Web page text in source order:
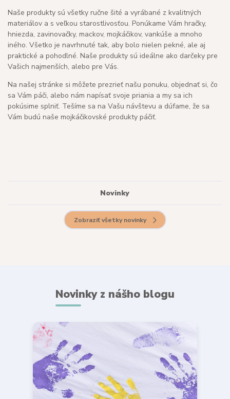
Novinky
Zobraziť všetky novinky
Naše produkty sú všetky ručne šité a vyrábané z kvalitných
materiálov a s veľkou starostlivosťou. Ponúkame Vám hračky,
hniezda, zavinovačky, mackov, mojkáčikov, vankúše a mnoho
iného. Všetko je navrhnuté tak, aby bolo nielen pekné, ale aj
praktické a pohodlné. Naše produkty sú ideálne ako darčeky pre
Vašich najmenších, alebo pre Vás.
Na našej stránke si môžete prezrieť našu ponuku, objednať si, čo
sa Vám páči, alebo nám napísať svoje priania a my sa ich
pokúsime splniť. Tešíme sa na Vašu návštevu a dúfame, že sa
Vám budú naše mojkáčikovské produkty páčiť.
Novinky z nášho blogu